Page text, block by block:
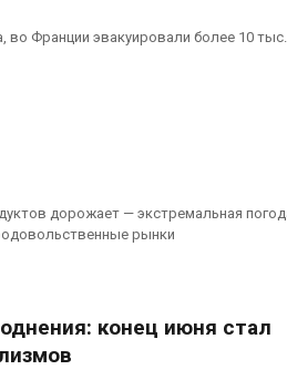
во Франции эвакуировали более 10
дорожает — экстремальная
рынки
конец июня стал
Авг 7, 2026
В китайской